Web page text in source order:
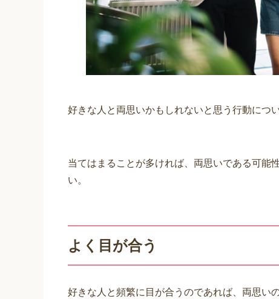
好きな人と両思いかもしれないと思う行動につ
当てはまることが多ければ、両思いである可能
い。
よく目が合う
好きな人と頻繁に目が合うのであれば、両思い